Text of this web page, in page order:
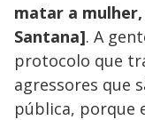
matar a mulher,
Santana]. A
protocolo que
agressores que
pública, porque